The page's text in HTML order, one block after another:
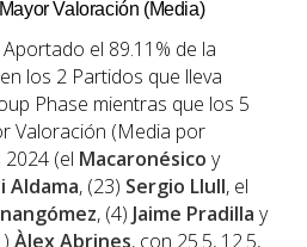
Valoración (Media)
el 89.11% de la
los 2 Partidos que lleva
Phase mientras que los 5
Valoración (Media por
(el Macaronésico y
Aldama, (23) Sergio Llull, el
, (4) Jaime Pradilla y
Àlex Abrines, con 25.5, 12.5,